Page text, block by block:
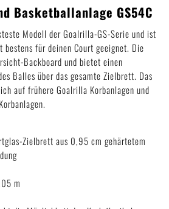
Basketballanlage GS54C
Modell der Goalrilla-GS-Serie und ist
bestens für deinen Court geeignet. Die
Backboard und bietet einen
Balles über das gesamte Zielbrett. Das
auf frühere Goalrilla Korbanlagen und
Zielbrett aus 0,95 cm gehärtetem
m